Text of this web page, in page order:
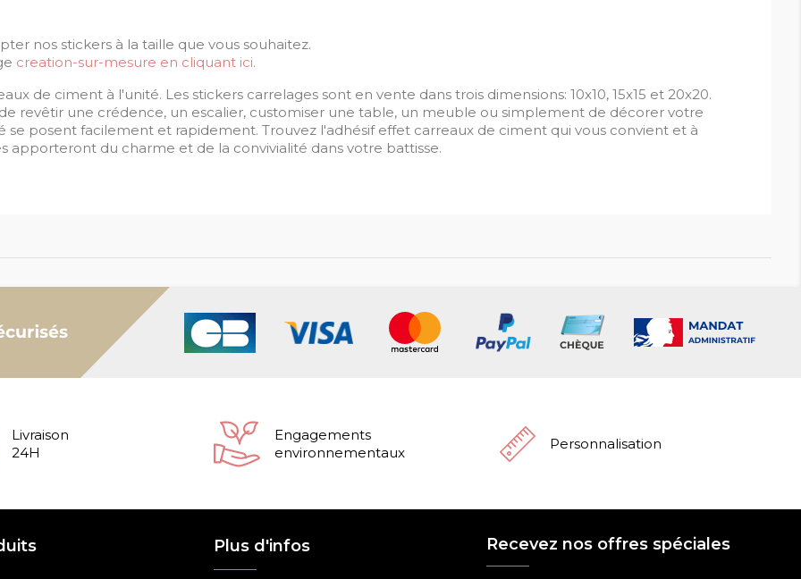
nos stickers à la taille que vous souhaitez.
creation-sur-mesure en cliquant ici.
de ciment à l'unité. Les stickers carrelages sont en vente dans trois dimensions: 10x10, 15x15 et 20x20.
revêtir une crédence, un escalier, customiser une table, un meuble ou simplement de décorer votre
se posent facilement et rapidement. Trouvez l'adhésif effet carreaux de ciment qui vous convient et à
apporteront du charme et de la convivialité dans votre battisse.
Livraison
24H
Engagements
environnementaux
Personnalisation
Plus d'infos Recevez nos offres spéciales